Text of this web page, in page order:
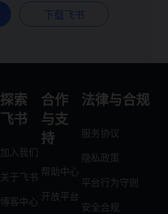
下载飞书
探索
飞书
加入我们
关于飞书
博客中心
合作
与支
持
帮助中心
开放平台
法律与合规
服务协议
隐私政策
平台行为守则
安全合规